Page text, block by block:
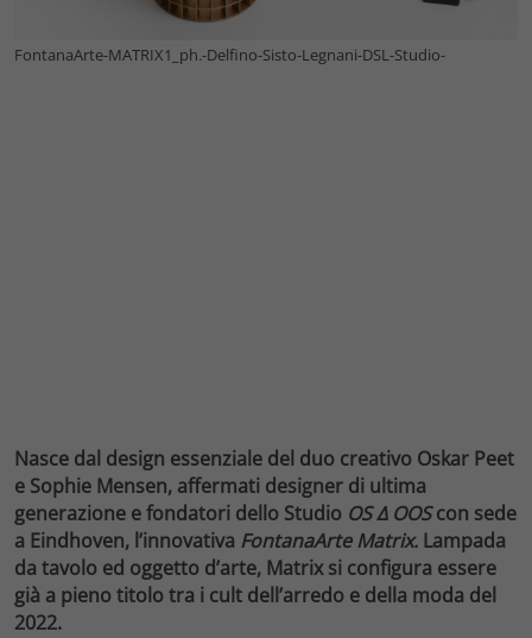
FontanaArte-MATRIX1_ph.-Delfino-Sisto-Legnani-DSL-Studio-
Nasce dal design essenziale del duo creativo Oskar Peet
e Sophie Mensen, affermati designer di ultima
generazione e fondatori dello Studio OS ∆ OOScon sede
a Eindhoven, l’innovativa FontanaArte Matrix. Lampada
da tavolo ed oggetto d’arte, Matrix si configura essere
già a pieno titolo tra i cult dell’arredo e della moda del
2022.